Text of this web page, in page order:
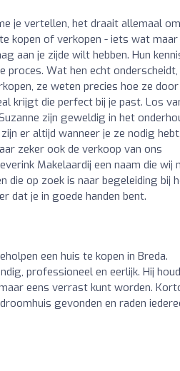
je vertellen, het draait allemaal
kopen of verkopen - iets wat maar
aan je zijde wilt hebben. Hun
Wat hen echt onderscheidt,
ze weten precies hoe ze door
krijgt die perfect bij je past. Los
zijn geweldig in het
er altijd wanneer je ze nodig hebt,
zeker ook de verkoop van ons
Makelaardij een naam die wij
die op zoek is naar begeleiding bij
dat je in goede handen bent.
een huis te kopen in Breda.
professioneel en eerlijk. Hij
eens verrast kunt worden.
gevonden en raden